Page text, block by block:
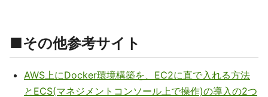
■その他参考サイト
AWS上にDocker環境構築を、EC2に直で入れる方法
とECS(マネジメントコンソール上で操作)の導入の2つ